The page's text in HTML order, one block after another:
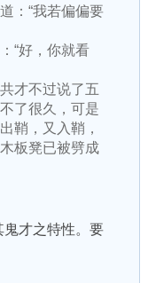
“我若偏偏要
“好，你就看
才不过说了五
了很久，可是
鞘，又入鞘，
板凳已被劈成
才之特性。要